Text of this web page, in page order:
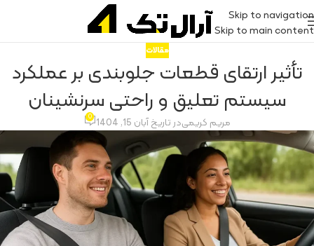
Skip to navigation
Skip to main content
مقالات
تأثیر ارتقای قطعات جلوبندی بر عملکرد
سیستم تعلیق و راحتی سرنشینان
مریم کریمیدر تاریخ آبان 15, 1404 0